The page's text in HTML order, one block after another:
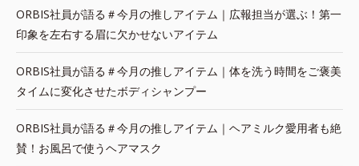
ORBIS社員が語る＃今月の推しアイテム｜広報担当が選ぶ！第一
印象を左右する眉に欠かせないアイテム
ORBIS社員が語る＃今月の推しアイテム｜体を洗う時間をご褒美
タイムに変化させたボディシャンプー
ORBIS社員が語る＃今月の推しアイテム｜ヘアミルク愛用者も絶
賛！お風呂で使うヘアマスク